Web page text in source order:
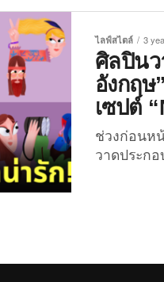
แต่ละรูปที่ล
อีกเช่นเคย
ในสวนสัต
แต่ความสด
ความเอ็น
งานการลั่
เจ้าของแอ
ติดตามกว่
ไลฟ์สไตล์ 3
ศิลปินว
อังกฤ
เซปต์
ช่วงก่อนห
วาดประก